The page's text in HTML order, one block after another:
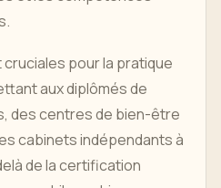
pour la pratique
aux diplômés de
des centres de bien-être
cabinets indépendants à
de la certification